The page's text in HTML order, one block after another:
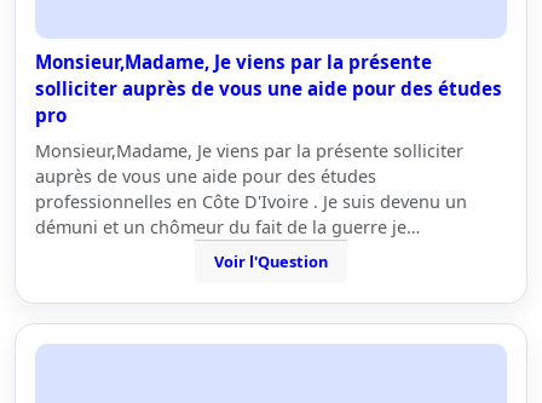
Monsieur,Madame, Je viens par la présente
solliciter auprès de vous une aide pour des études
pro
Monsieur,Madame, Je viens par la présente solliciter
auprès de vous une aide pour des études
professionnelles en Côte D'Ivoire . Je suis devenu un
démuni et un chômeur du fait de la guerre je…
Voir l'Question